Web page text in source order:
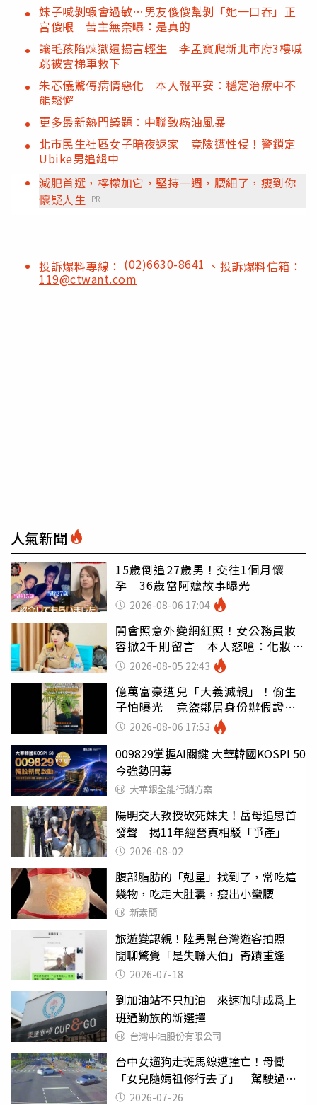
妹子喊剝蝦會過敏…男友傻傻幫剝「她一口吞」正
宮傻眼 苦主無奈曝：是真的
讓毛孩陷煉獄還揚言輕生 李孟寶爬新北市府3樓喊
跳被雲梯車救下
朱芯儀驚傳病情惡化 本人報平安：穩定治療中不
能鬆懈
更多最新熱門議題：中聯致癌油風暴
北市民生社區女子暗夜返家 竟險遭性侵！警鎖定
Ubike男追緝中
減肥首選，檸檬加它，堅持一週，腰細了，瘦到你
懷疑人生 PR
投訴爆料專線： (02)6630-8641 、投訴爆料信箱：
119@ctwant.com
人氣新聞
15歲倒追27歲男！交往1個月懷
孕 36歲當阿嬤故事曝光
2026-08-06 17:04
開會照意外變網紅照！女公務員妝
容掀2千則留言 本人怒嗆：化妝有
錯嗎2026-08-05 22:43
億萬富豪遭兒「大義滅親」！偷生
子怕曝光 竟盜鄰居身份辦假證落
戶 2026-08-06 17:53
009829掌握AI關鍵 大華韓國KOSPI 50
今強勢開募
大華銀全能行銷方案
陽明交大教授砍死妹夫！岳母追思首
發聲 揭11年經營真相駁「爭產」
2026-08-02
腹部脂肪的「剋星」找到了，常吃這
幾物，吃走大肚囊，瘦出小蠻腰
新素簡
旅遊變認親！陸男幫台灣遊客拍照
閒聊驚覺「是失聯大伯」奇蹟重逢
2026-07-18
到加油站不只加油 來速咖啡成爲上
班通勤族的新選擇
台灣中油股份有限公司
台中女遛狗走斑馬線遭撞亡！母慟
「女兒隨媽祖修行去了」 駕駛過失
致死判9月
2026-07-26